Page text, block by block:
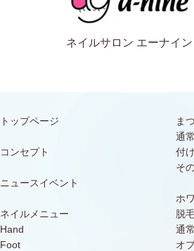
ネイルサロン エーナイン
トップページ
コンセプト
ニュースイベント
ネイルメニュー
Hand
Foot
ま
通
付
そ
ホ
脱
通
オ